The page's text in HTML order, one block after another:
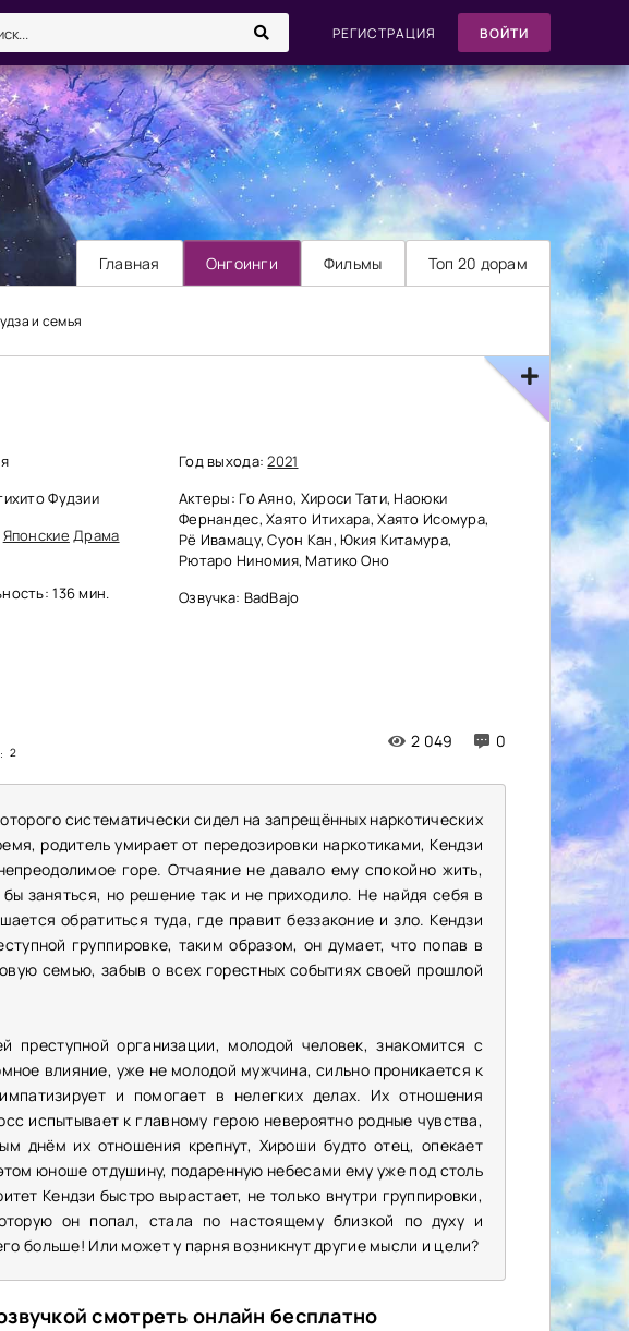
РЕГИСТРАЦИЯ ВОЙТИ
Главная Онгоинги Фильмы Топ 20 дорам
и семья
Фудзии
Японские Драма
136 мин.
2
2 049 0
Год выхода:2021
Актеры: Го Аяно, Хироси Тати, Наоюки
Фернандес, Хаято Итихара, Хаято Исомура,
Рё Ивамацу, Суон Кан, Юкия Китамура,
Рютаро Ниномия, Матико Оно
Озвучка: BadBajo
систематически сидел на запрещённых наркотических
родитель умирает от передозировки наркотиками, Кендзи
горе. Отчаяние не давало ему спокойно жить,
заняться, но решение так и не приходило. Не найдя себя в
обратиться туда, где правит беззаконие и зло. Кендзи
группировке, таким образом, он думает, что попав в
семью, забыв о всех горестных событиях своей прошлой
преступной организации, молодой человек, знакомится с
влияние, уже не молодой мужчина, сильно проникается к
и помогает в нелегких делах. Их отношения
испытывает к главному герою невероятно родные чувства,
днём их отношения крепнут, Хироши будто отец, опекает
юноше отдушину, подаренную небесами ему уже под столь
Кендзи быстро вырастает, не только внутри группировки,
он попал, стала по настоящему близкой по духу и
больше! Или может у парня возникнут другие мысли и цели?
смотреть онлайн бесплатно